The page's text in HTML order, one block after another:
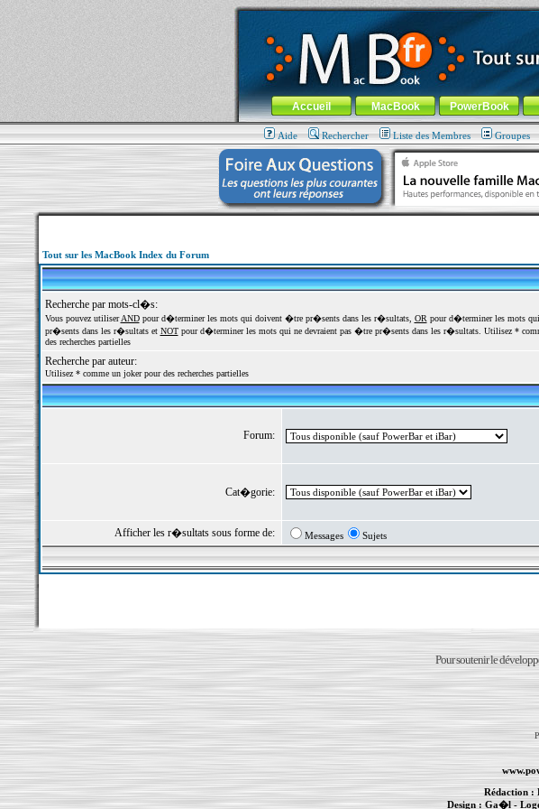
MacBook-fr.com : 100% Apple... 100% nomade !
Aller au contenu-Aller au menu général-Aller au menu
Menu général
Accueil MacBook PowerBook
Aide Rechercher Liste des Membres Groupes
Tout sur les MacBook Index du Forum
Recherche par mots-cl�s:
Vous pouvez utiliserANDpour d�terminer les mots qui doivent �tre pr�sents dans les r�sultats, OR pour d�terminer les mots
pr�sents dans les r�sultats et NOTpour d�terminer les mots qui ne devraient pas �tre pr�sents dans les r�sultats. Utilisez *
des recherches partielles
Recherche par auteur:
Utilisez * comme un joker pour des recherches partielles
Forum:
Cat�gorie:
Afficher les r�sultats sous forme de: Messages Sujets
Pour soutenir le
Rédaction :
Design : Ga�l -